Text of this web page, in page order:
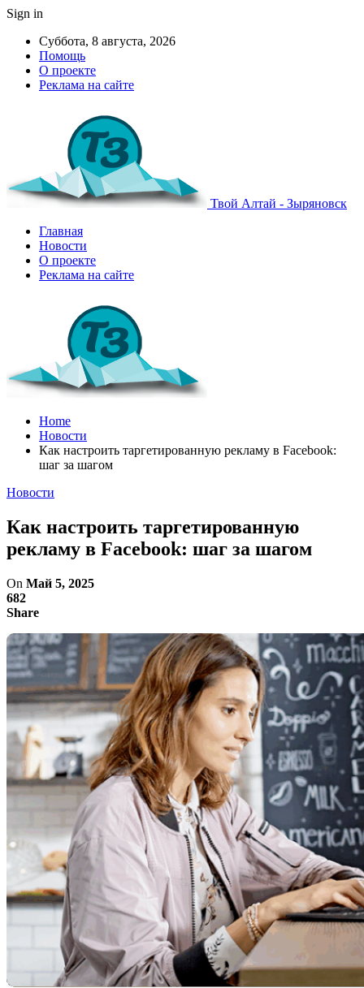
Sign in
Суббота, 8 августа, 2026
Помощь
О проекте
Реклама на сайте
Твой Алтай - Зыряновск
Главная
Новости
О проекте
Реклама на сайте
Home
Новости
Как настроить таргетированную рекламу в Facebook:
шаг за шагом
Новости
Как настроить таргетированную
рекламу в Facebook: шаг за шагом
On Май 5, 2025
682
Share